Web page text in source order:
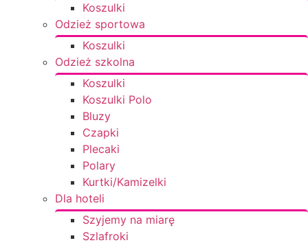
Koszulki
Odzież sportowa
Koszulki
Odzież szkolna
Koszulki
Koszulki Polo
Bluzy
Czapki
Plecaki
Polary
Kurtki/Kamizelki
Dla hoteli
Szyjemy na miarę
Szlafroki